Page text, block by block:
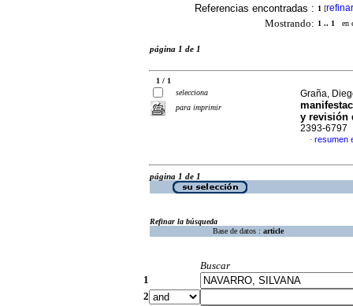
Referencias encontradas : 1 [refinar
Mostrando: 1 .. 1 en
página 1 de 1
1 / 1
selecciona
para imprimir
Graña,
y revisión
2393-6797
· resumen
página 1 de 1
Refinar la búsqueda
Base de datos : article
Buscar
1
2